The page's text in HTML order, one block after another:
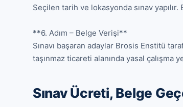
Seçilen tarih ve lokasyonda sınav yapılır.
**6. Adım – Belge Verişi**
Sınavı başaran adaylar Brosis Enstitü
taşınmaz ticareti alanında yasal çalışma
Sınav Ücreti, Belge